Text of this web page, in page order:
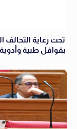
تحت رعاية
بقوافل طبية